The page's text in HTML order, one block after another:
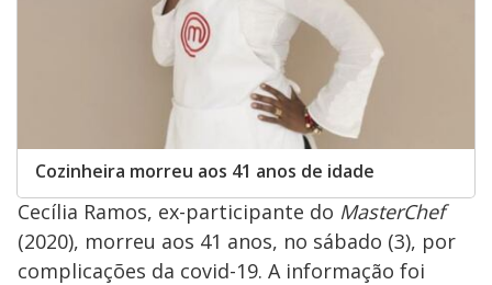
Cozinheira morreu aos 41 anos de idade
Cecília Ramos, ex-participante do MasterChef
(2020), morreu aos 41 anos, no sábado (3), por
complicações da covid-19. A informação foi